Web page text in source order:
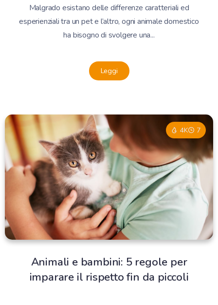
Malgrado esistano delle differenze caratteriali ed
esperienziali tra un pet e l’altro, ogni animale domestico
ha bisogno di svolgere una...
Leggi
4K 7
Animali e bambini: 5 regole per
imparare il rispetto fin da piccoli